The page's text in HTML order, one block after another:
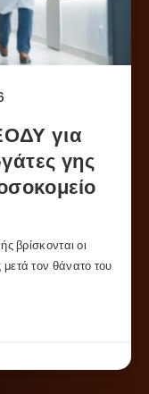
για
γης
βρίσκονται οι
τον θάνατο του